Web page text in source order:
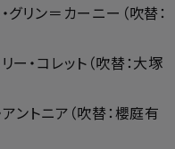
グリン＝カーニー（吹替：
ー・コレット（吹替：大塚
ントニア（吹替：櫻庭有